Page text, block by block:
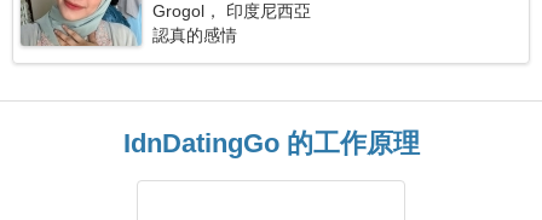
Grogol， 印度尼西亞
認真的感情
IdnDatingGo 的工作原理